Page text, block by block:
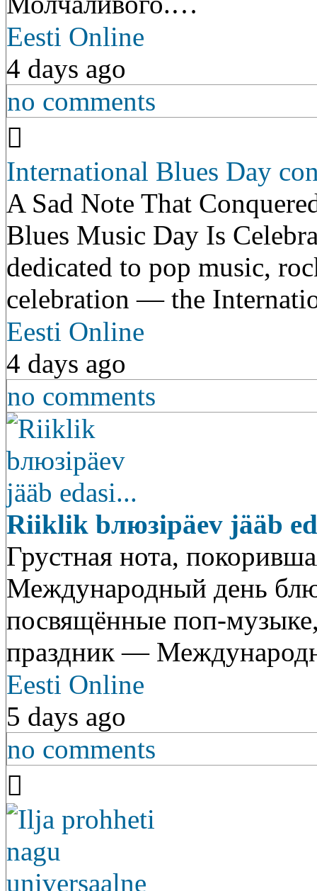
Eesti Online
4 days ago
no comments
International Blues Day
A Sad Note That
Blues Music Day Is
dedicated to pop music,
celebration — the
Eesti Online
4 days ago
no comments
Riiklik bлюзipäev jääb
Грустная нота,
Международный день
посвящённые поп-
праздник —
Eesti Online
5 days ago
no comments